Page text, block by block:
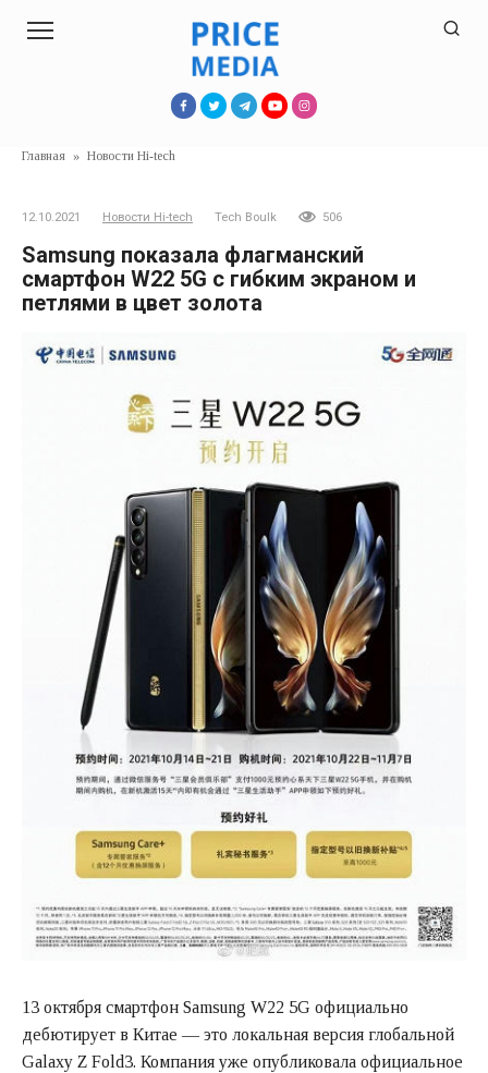
Главная » Новости Hi-tech
12.10.2021 Новости Hi-tech Tech Boulk 506
Samsung показала флагманский
смартфон W22 5G с гибким экраном и
петлями в цвет золота
13 октября смартфон Samsung W22 5G официально
дебютирует в Китае — это локальная версия глобальной
Galaxy Z Fold3. Компания уже опубликовала официальное